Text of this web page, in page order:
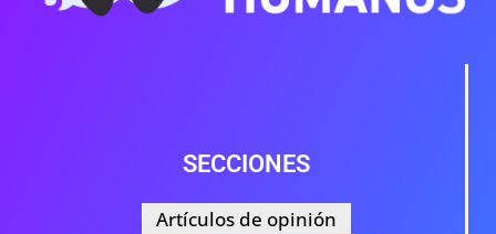
SECCIONES
Artículos de opinión